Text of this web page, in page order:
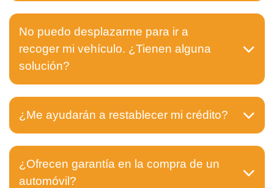
No puedo desplazarme para ir a
recoger mi vehículo. ¿Tienen alguna
solución?
¿Me ayudarán a restablecer mi crédito?
¿Ofrecen garantía en la compra de un
automóvil?